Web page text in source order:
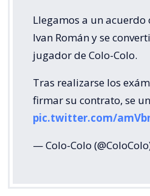
Llegamos a un acuerdo
Ivan Román y se
jugador de Colo-Colo.
Tras realizarse los
firmar su contrato, se
pic.twitter.com/
— Colo-Colo